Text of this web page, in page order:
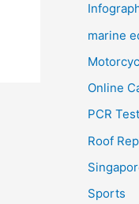
marine
Online
PCR
Roof
Sports